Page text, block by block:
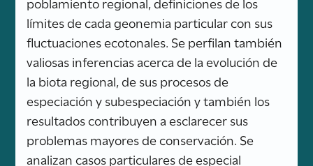
límites de cada geonemia particular con sus
fluctuaciones ecotonales. Se perfilan también
valiosas inferencias acerca de la evolución de
la biota regional, de sus procesos de
especiación y subespeciación y también los
resultados contribuyen a esclarecer sus
problemas mayores de conservación. Se
analizan casos particulares de especial